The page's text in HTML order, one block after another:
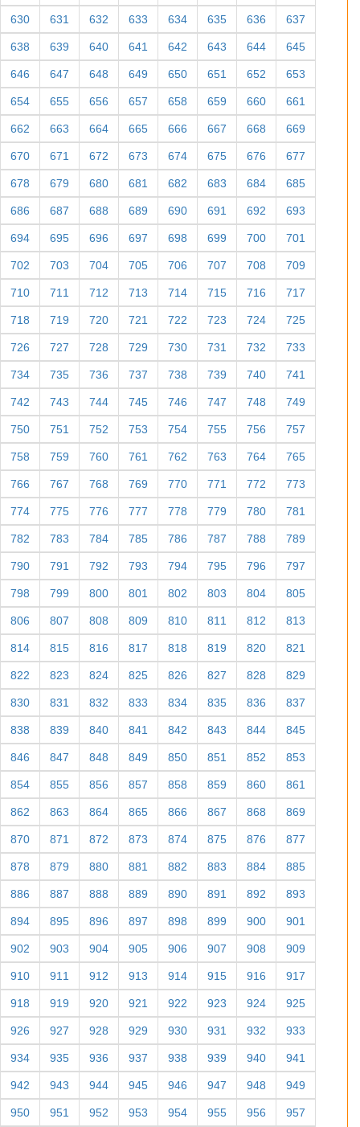
630 631 632 633 634 635 636 637
638 639 640 641 642 643 644 645
646 647 648 649 650 651 652 653
654 655 656 657 658 659 660 661
662 663 664 665 666 667 668 669
670 671 672 673 674 675 676 677
678 679 680 681 682 683 684 685
686 687 688 689 690 691 692 693
694 695 696 697 698 699 700 701
702 703 704 705 706 707 708 709
710 711 712 713 714 715 716 717
718 719 720 721 722 723 724 725
726 727 728 729 730 731 732 733
734 735 736 737 738 739 740 741
742 743 744 745 746 747 748 749
750 751 752 753 754 755 756 757
758 759 760 761 762 763 764 765
766 767 768 769 770 771 772 773
774 775 776 777 778 779 780 781
782 783 784 785 786 787 788 789
790 791 792 793 794 795 796 797
798 799 800 801 802 803 804 805
806 807 808 809 810 811 812 813
814 815 816 817 818 819 820 821
822 823 824 825 826 827 828 829
830 831 832 833 834 835 836 837
838 839 840 841 842 843 844 845
846 847 848 849 850 851 852 853
854 855 856 857 858 859 860 861
862 863 864 865 866 867 868 869
870 871 872 873 874 875 876 877
878 879 880 881 882 883 884 885
886 887 888 889 890 891 892 893
894 895 896 897 898 899 900 901
902 903 904 905 906 907 908 909
910 911 912 913 914 915 916 917
918 919 920 921 922 923 924 925
926 927 928 929 930 931 932 933
934 935 936 937 938 939 940 941
942 943 944 945 946 947 948 949
950 951 952 953 954 955 956 957